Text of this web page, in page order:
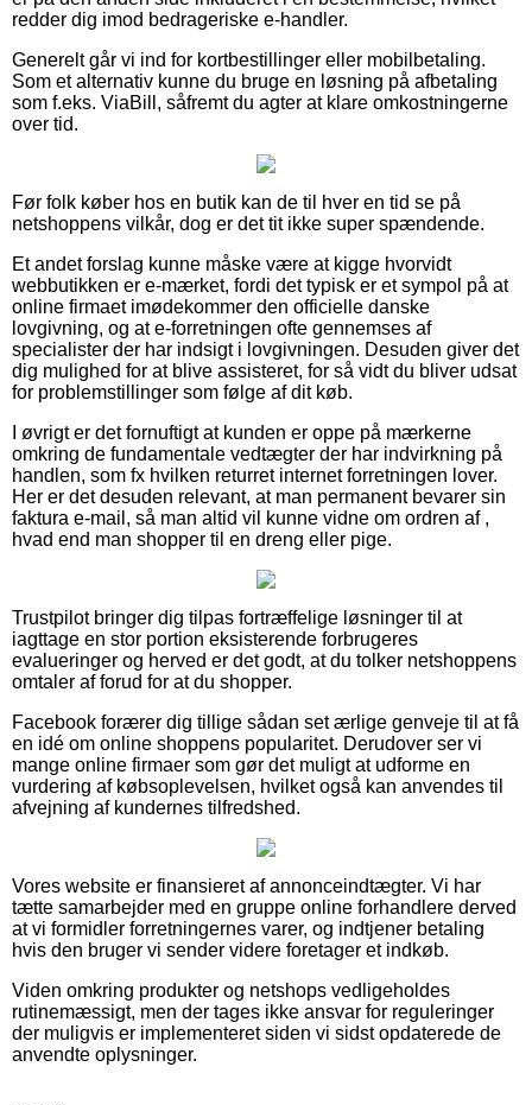
redder dig imod bedrageriske e-handler.
Generelt går vi ind for kortbestillinger eller mobilbetaling.
Som et alternativ kunne du bruge en løsning på afbetaling
som f.eks. ViaBill, såfremt du agter at klare omkostningerne
over tid.
Før folk køber hos en butik kan de til hver en tid se på
netshoppens vilkår, dog er det tit ikke super spændende.
Et andet forslag kunne måske være at kigge hvorvidt
webbutikken er e-mærket, fordi det typisk er et sympol på at
online firmaet imødekommer den officielle danske
lovgivning, og at e-forretningen ofte gennemses af
specialister der har indsigt i lovgivningen. Desuden giver det
dig mulighed for at blive assisteret, for så vidt du bliver udsat
for problemstillinger som følge af dit køb.
I øvrigt er det fornuftigt at kunden er oppe på mærkerne
omkring de fundamentale vedtægter der har indvirkning på
handlen, som fx hvilken returret internet forretningen lover.
Her er det desuden relevant, at man permanent bevarer sin
faktura e-mail, så man altid vil kunne vidne om ordren af ,
hvad end man shopper til en dreng eller pige.
Trustpilot bringer dig tilpas fortræffelige løsninger til at
iagttage en stor portion eksisterende forbrugeres
evalueringer og herved er det godt, at du tolker netshoppens
omtaler af forud for at du shopper.
Facebook forærer dig tillige sådan set ærlige genveje til at få
en idé om online shoppens popularitet. Derudover ser vi
mange online firmaer som gør det muligt at udforme en
vurdering af købsoplevelsen, hvilket også kan anvendes til
afvejning af kundernes tilfredshed.
Vores website er finansieret af annonceindtægter. Vi har
tætte samarbejder med en gruppe online forhandlere derved
at vi formidler forretningernes varer, og indtjener betaling
hvis den bruger vi sender videre foretager et indkøb.
Viden omkring produkter og netshops vedligeholdes
rutinemæssigt, men der tages ikke ansvar for reguleringer
der muligvis er implementeret siden vi sidst opdaterede de
anvendte oplysninger.